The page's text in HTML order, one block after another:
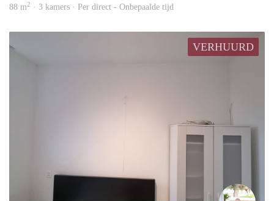
88 m2 · 3 kamers · Per direct - Onbepaalde tijd
VERHUURD